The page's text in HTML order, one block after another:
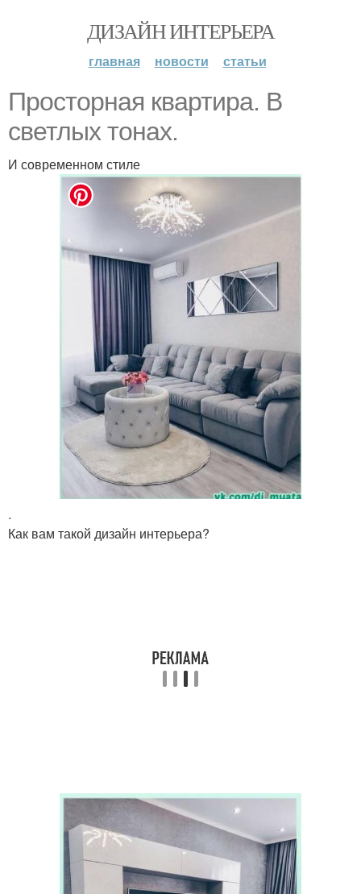
ДИЗАЙН ИНТЕРЬЕРА
главная новости статьи
Просторная квартира. В
светлых тонах.
И современном стиле
.
Как вам такой дизайн интерьера?